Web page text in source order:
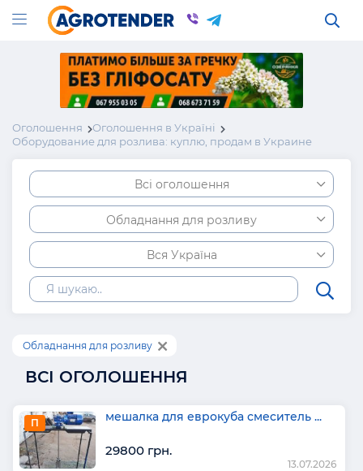
Оголошення
Оголошення в Україні
Оборудование для розлива: куплю, продам в Украине
Всі оголошення
Обладнання для розливу
Вся Україна
Обладнання для розливу
ВСІ ОГОЛОШЕННЯ
П мешалка для еврокуба смеситель ...
29800 грн.
13.07.2026